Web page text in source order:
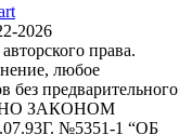
2026
права.
любое
без предварительного
ЗАКОНОМ
№5351-1 “ОБ